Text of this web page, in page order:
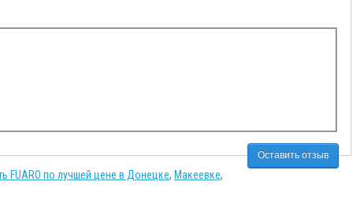
Оставить отзыв
FUARO по лучшей цене в Донецке, Макеевке,